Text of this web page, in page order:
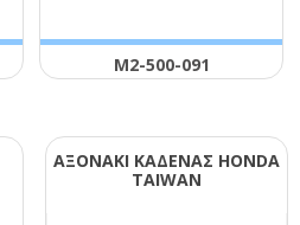
Μ2-500-091
ΑΞΟΝΑΚΙ ΚΑΔΕΝΑΣ ΗΟΝDΑ
ΤΑΙWΑΝ